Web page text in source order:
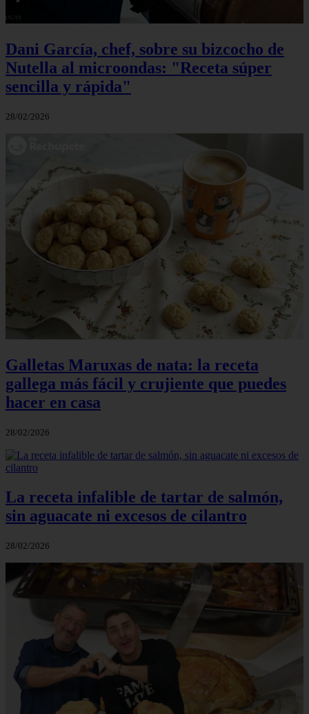
Dani García, chef, sobre su bizcocho de
Nutella al microondas: "Receta súper
sencilla y rápida"
28/02/2026
Galletas Maruxas de nata: la receta
gallega más fácil y crujiente que puedes
hacer en casa
28/02/2026
La receta infalible de tartar de salmón,
sin aguacate ni excesos de cilantro
28/02/2026